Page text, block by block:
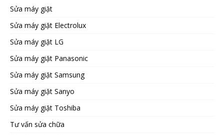
Sửa máy giặt
Sửa máy giặt Electrolux
Sửa máy giặt LG
Sửa máy giặt Panasonic
Sửa máy giặt Samsung
Sửa máy giặt Sanyo
Sửa máy giặt Toshiba
Tư vấn sửa chữa